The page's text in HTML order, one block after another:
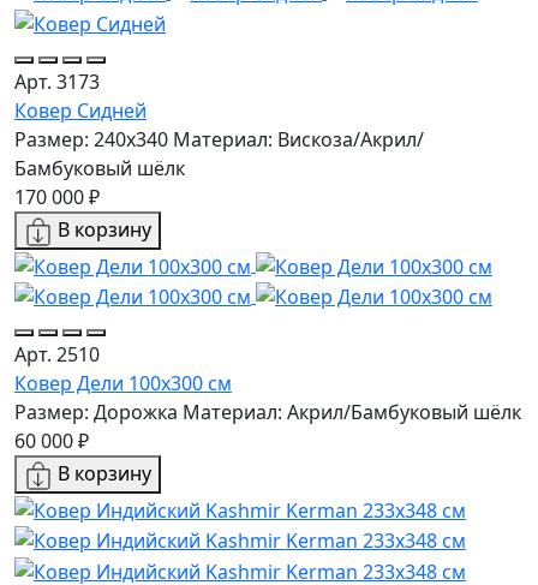
Арт. 3173
Ковер Сидней
Размер: 240x340 Материал: Вискоза/Акрил/
Бамбуковый шёлк
170 000 ₽
В корзину
Арт. 2510
Ковер Дели 100х300 см
Размер: Дорожка Материал: Акрил/Бамбуковый шёлк
60 000 ₽
В корзину